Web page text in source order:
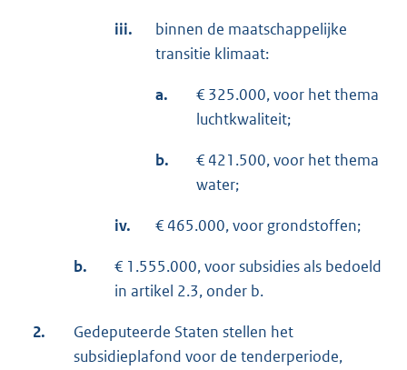
iii.
binnen de maatschappelijke
transitie klimaat:
a.
€ 325.000, voor het thema
luchtkwaliteit;
b.
€ 421.500, voor het thema
water;
iv. € 465.000, voor grondstoffen;
b.
€ 1.555.000, voor subsidies als bedoeld
in artikel 2.3, onder b.
2.
Gedeputeerde Staten stellen het
subsidieplafond voor de tenderperiode,